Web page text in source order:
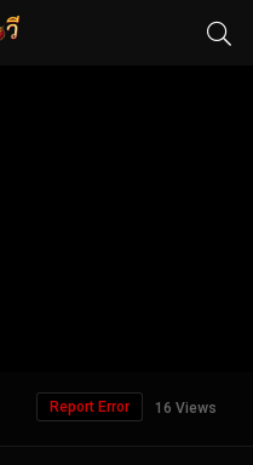
16 Views
Report Error